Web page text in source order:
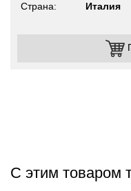
Страна Италия
С этим товаром